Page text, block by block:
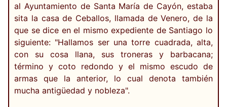
al Ayuntamiento de Santa María de Cayón, estaba
sita la casa de Ceballos, llamada de Venero, de la
que se dice en el mismo expediente de Santiago lo
siguiente: "Hallamos ser una torre cuadrada, alta,
con su cosa llana, sus troneras y barbacana;
término y coto redondo y el mismo escudo de
armas que la anterior, lo cual denota también
mucha antigüedad y nobleza".